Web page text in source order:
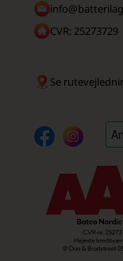
CVR: 25273729
Se